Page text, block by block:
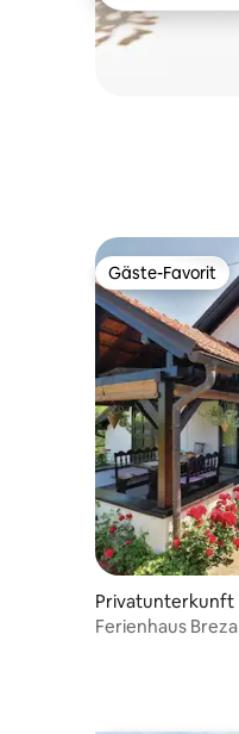
Gäste-Favorit
Gäste-Favorit
Privatunterkunft
Ferienhaus Breza